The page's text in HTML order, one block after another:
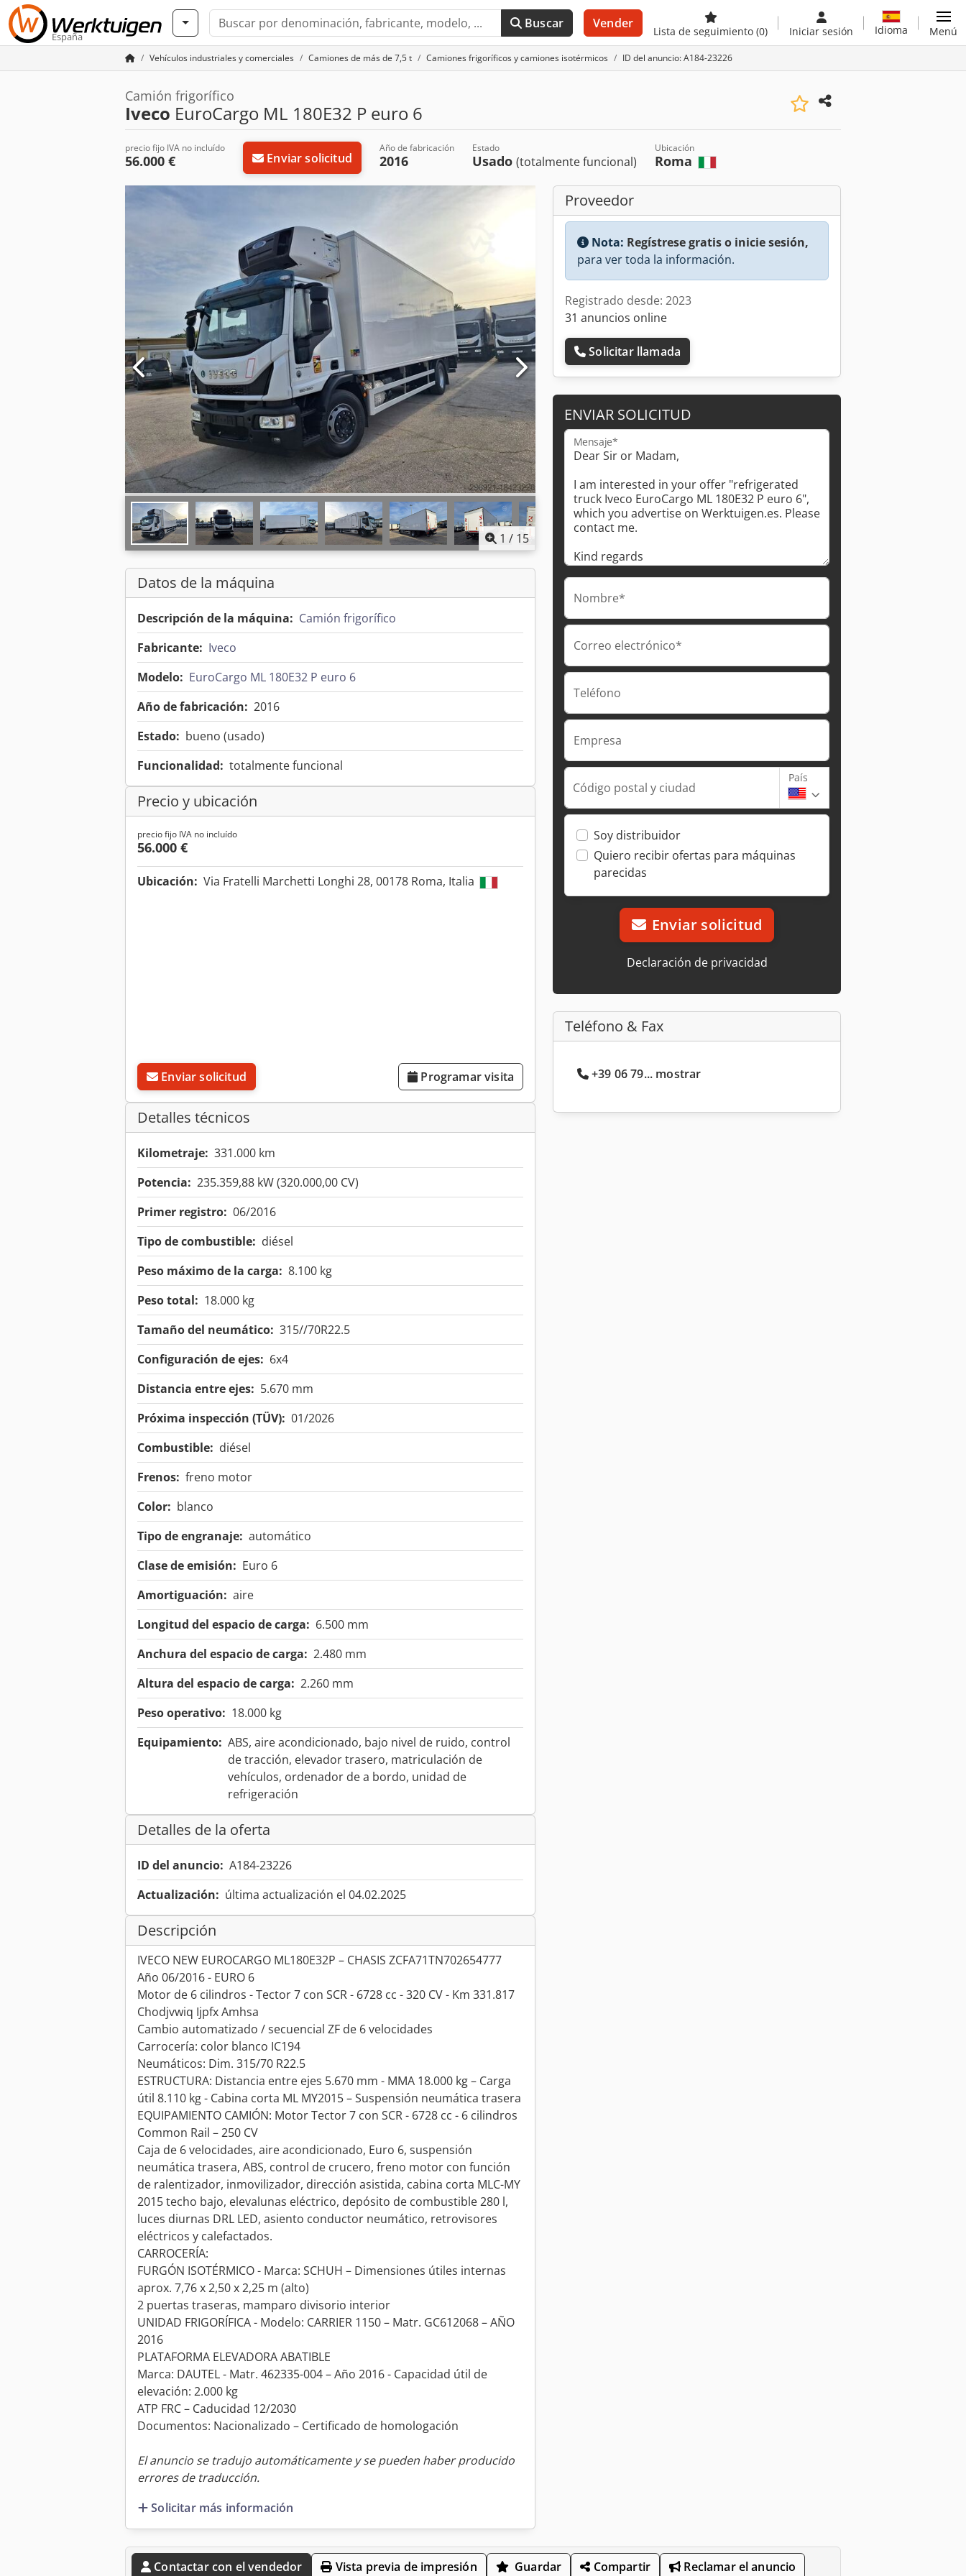
España
Buscar Vender
Lista de seguimiento (0) Iniciar sesión Idioma Menú
Vehículos industriales y comerciales Camiones de más de 7,5 t Camiones frigoríficos y camiones isotérmicos ID del anuncio: A184-23226
Camión frigorífico
Iveco EuroCargo ML 180E32 P euro 6
precio fijo IVA no incluído
56.000 € Enviar solicitud
Año de fabricación
2016
Estado
Usado (totalmente funcional)
Ubicación
Roma
1 / 15
Datos de la máquina
Descripción de la máquina: Camión frigorífico
Fabricante: Iveco
Modelo: EuroCargo ML 180E32 P euro 6
Año de fabricación: 2016
Estado: bueno (usado)
Funcionalidad: totalmente funcional
Precio y ubicación
precio fijo IVA no incluído
56.000 €
Ubicación: Via Fratelli Marchetti Longhi 28, 00178 Roma, Italia
Enviar solicitud Programar visita
Detalles técnicos
Kilometraje: 331.000 km
Potencia: 235.359,88 kW (320.000,00 CV)
Primer registro: 06/2016
Tipo de combustible: diésel
Peso máximo de la carga: 8.100 kg
Peso total: 18.000 kg
Tamaño del neumático: 315//70R22.5
Configuración de ejes: 6x4
Distancia entre ejes: 5.670 mm
Próxima inspección (TÜV): 01/2026
Combustible: diésel
Frenos: freno motor
Color: blanco
Tipo de engranaje: automático
Clase de emisión: Euro 6
Amortiguación: aire
Longitud del espacio de carga: 6.500 mm
Anchura del espacio de carga: 2.480 mm
Altura del espacio de carga: 2.260 mm
Peso operativo: 18.000 kg
Equipamiento: ABS, aire acondicionado, bajo nivel de ruido, control
de tracción, elevador trasero, matriculación de
vehículos, ordenador de a bordo, unidad de
refrigeración
Detalles de la oferta
ID del anuncio: A184-23226
Actualización: última actualización el 04.02.2025
Descripción
IVECO NEW EUROCARGO ML180E32P – CHASIS ZCFA71TN702654777
Año 06/2016 - EURO 6
Motor de 6 cilindros - Tector 7 con SCR - 6728 cc - 320 CV - Km 331.817
Chodjvwiq Ijpfx Amhsa
Cambio automatizado / secuencial ZF de 6 velocidades
Carrocería: color blanco IC194
Neumáticos: Dim. 315/70 R22.5
ESTRUCTURA: Distancia entre ejes 5.670 mm - MMA 18.000 kg – Carga
útil 8.110 kg - Cabina corta ML MY2015 – Suspensión neumática trasera
EQUIPAMIENTO CAMIÓN: Motor Tector 7 con SCR - 6728 cc - 6 cilindros
Common Rail – 250 CV
Caja de 6 velocidades, aire acondicionado, Euro 6, suspensión
neumática trasera, ABS, control de crucero, freno motor con función
de ralentizador, inmovilizador, dirección asistida, cabina corta MLC-MY
2015 techo bajo, elevalunas eléctrico, depósito de combustible 280 l,
luces diurnas DRL LED, asiento conductor neumático, retrovisores
eléctricos y calefactados.
CARROCERÍA:
FURGÓN ISOTÉRMICO - Marca: SCHUH – Dimensiones útiles internas
aprox. 7,76 x 2,50 x 2,25 m (alto)
2 puertas traseras, mamparo divisorio interior
UNIDAD FRIGORÍFICA - Modelo: CARRIER 1150 – Matr. GC612068 – AÑO
2016
PLATAFORMA ELEVADORA ABATIBLE
Marca: DAUTEL - Matr. 462335-004 – Año 2016 - Capacidad útil de
elevación: 2.000 kg
ATP FRC – Caducidad 12/2030
Documentos: Nacionalizado – Certificado de homologación
El anuncio se tradujo automáticamente y se pueden haber producido
errores de traducción.
Solicitar más información
Proveedor
Nota: Regístrese gratis o inicie sesión,
para ver toda la información.
Registrado desde: 2023
31 anuncios online
Solicitar llamada
ENVIAR SOLICITUD
Mensaje*
Nombre*
Correo electrónico*
Teléfono
Empresa
Código postal y ciudad
País
Soy distribuidor
Quiero recibir ofertas para máquinas
parecidas
Enviar solicitud
Declaración de privacidad
Teléfono & Fax
+39 06 79... mostrar
Contactar con el vendedor Vista previa de impresión Guardar Compartir Reclamar el anuncio